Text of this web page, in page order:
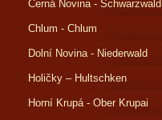
Černá Novina - Schwarzwald
Chlum - Chlum
Dolní Novina - Niederwald
Holičky – Hultschken
Horní Krupá - Ober Krupai